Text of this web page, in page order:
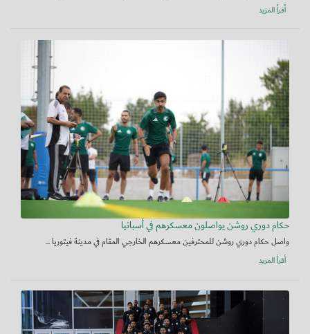
أقرأ المزيد
حكام دوري روشن يواصلون معسكرهم في أسبانيا
واصل حكام دوري روشن للمحترفين معسكرهم الخارجي المقام في مدينة فيتوريا ...
أقرأ المزيد